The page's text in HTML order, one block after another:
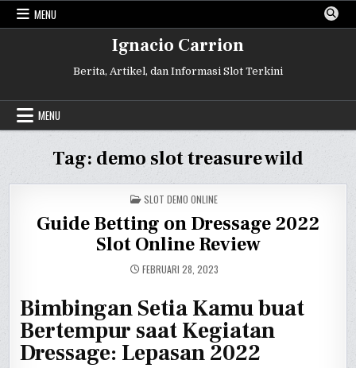
Skip
MENU
Ignacio Carrion
Berita, Artikel, dan Informasi Slot Terkini
MENU
Tag: demo slot treasure wild
POSTED
IN
SLOT DEMO ONLINE
Guide Betting on Dressage 2022
Slot Online Review
FEBRUARI 28, 2023
Bimbingan Setia Kamu buat
Bertempur saat Kegiatan
Dressage: Lepasan 2022